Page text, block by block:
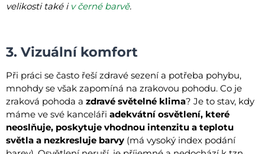
velikosti také i v černé barvě.
3. Vizuální komfort
Při práci se často řeší zdravé sezení a potřeba pohybu,
mnohdy se však zapomíná na zrakovou pohodu. Co je
zraková pohoda a zdravé světelné klima? Je to stav, kdy
máme ve své kanceláři adekvátní osvětlení, které
neoslňuje, poskytuje vhodnou intenzitu a teplotu
světla a nezkresluje barvy (má vysoký index podání